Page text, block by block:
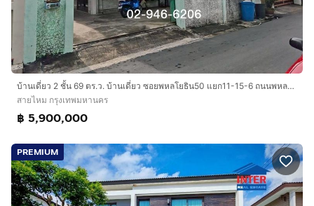
บ้านเดี่ยว 2 ชั้น 69 ตร.ว. บ้านเดี่ยว ซอยพหลโยธิน50 แยก11-15-6 ถนนพหลโยธิน ถนนเทพรักษ์ เขตสายไหม กรุงเทพมหานคร
สายไหม กรุงเทพมหานคร
฿ 5,900,000
PREMIUM